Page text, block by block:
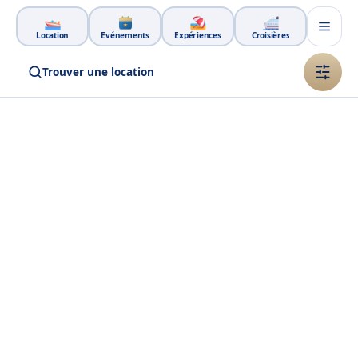
Aller au contenu principal
Location Événements Expériences Croisières
Trouver une location